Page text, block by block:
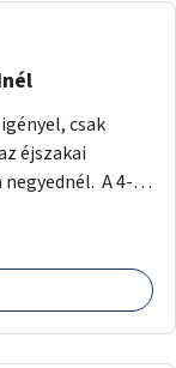
beruházások
csak
éjszakai
A 4-es
is
és a 200E